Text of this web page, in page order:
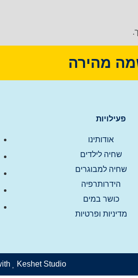
מהירה
פעילויות
אודותינו
שחיה לילדים
שחיה למבוגרים
הידרותרפיה
כושר במים
מדיניות ופרטיות
Keshet Studio